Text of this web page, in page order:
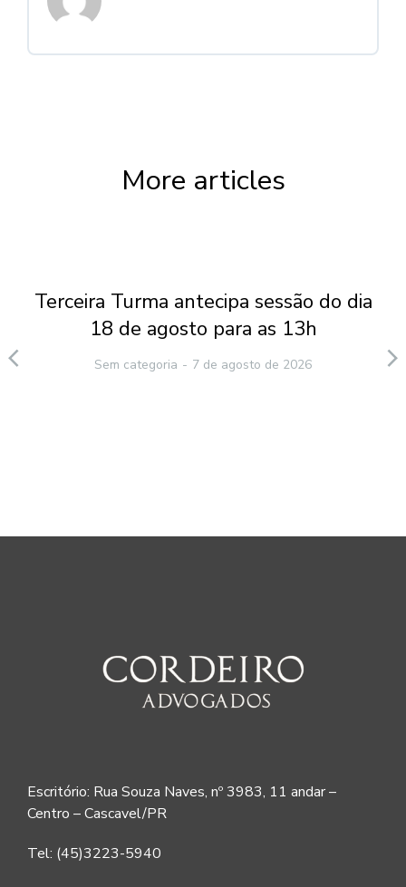
More articles
Terceira Turma antecipa sessão do dia
18 de agosto para as 13h
Sem categoria 7 de agosto de 2026
Escritório: Rua Souza Naves, nº 3983, 11 andar –
Centro – Cascavel/PR
Tel: (45)3223-5940